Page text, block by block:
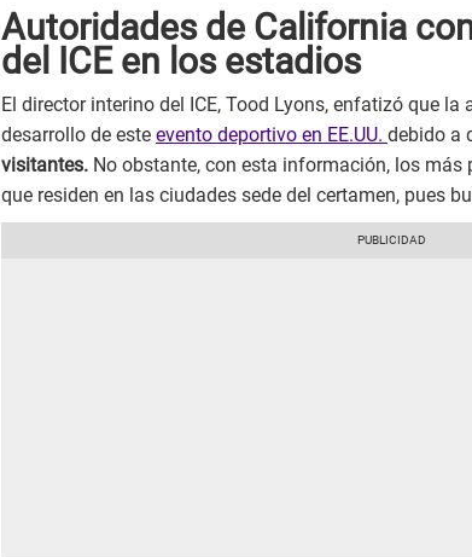
Autoridades de California
del ICE en los estadios
El director interino del ICE, Tood Lyons, enfatizó que la
desarrollo de este evento deportivo en EE.UU. debido a
visitantes. No obstante, con esta información, los
que residen en las ciudades sede del certamen, pues